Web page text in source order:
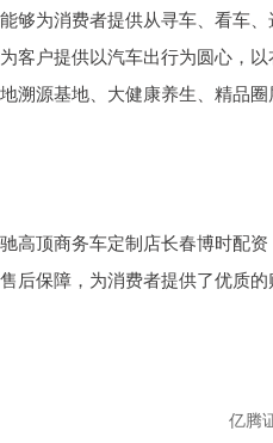
够为消费者提供从寻车、看车
客户提供以汽车出行为圆心，
溯源基地、大健康养生、精品
高顶商务车定制店长春博时配
后保障，为消费者提供了优质
亿腾